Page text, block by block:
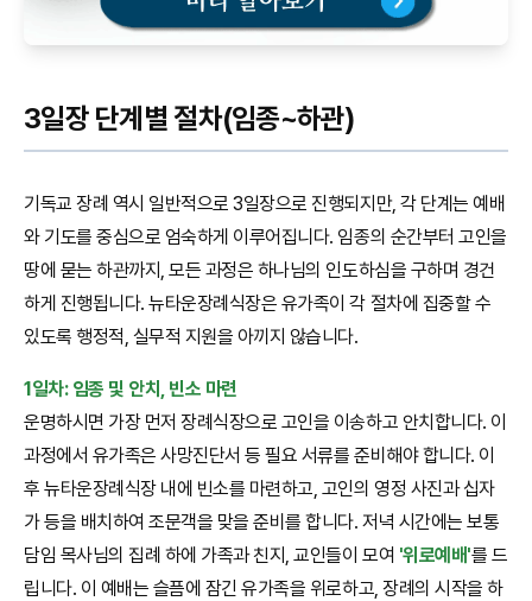
3일장 단계별 절차(임종~하관)
기독교 장례 역시 일반적으로 3일장으로 진행되지만, 각 단계는 예배
와 기도를 중심으로 엄숙하게 이루어집니다. 임종의 순간부터 고인을
땅에 묻는 하관까지, 모든 과정은 하나님의 인도하심을 구하며 경건
하게 진행됩니다. 뉴타운장례식장은 유가족이 각 절차에 집중할 수
있도록 행정적, 실무적 지원을 아끼지 않습니다.
1일차: 임종 및 안치, 빈소 마련
운명하시면 가장 먼저 장례식장으로 고인을 이송하고 안치합니다. 이
과정에서 유가족은 사망진단서 등 필요 서류를 준비해야 합니다. 이
후 뉴타운장례식장 내에 빈소를 마련하고, 고인의 영정 사진과 십자
가 등을 배치하여 조문객을 맞을 준비를 합니다. 저녁 시간에는 보통
담임 목사님의 집례 하에 가족과 친지, 교인들이 모여 '위로예배'를 드
립니다. 이 예배는 슬픔에 잠긴 유가족을 위로하고, 장례의 시작을 하